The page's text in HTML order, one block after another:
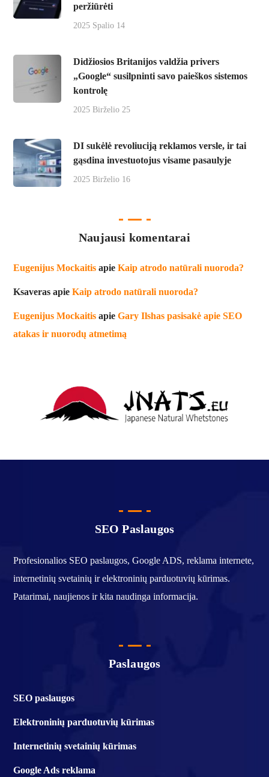
peržiūrėti
2025 Spalio 14
Didžiosios Britanijos valdžia privers
„Google“ susilpninti savo paieškos sistemos
kontrolę
2025 Birželio 25
DI sukėlė revoliuciją reklamos versle, ir tai
gąsdina investuotojus visame pasaulyje
2025 Birželio 16
Naujausi komentarai
Eugenijus Mockaitis apieKaip atrodo natūrali nuoroda?
Ksaveras apieKaip atrodo natūrali nuoroda?
Eugenijus Mockaitis apieGary Ilshas pasisakė apie SEO
atakas ir nuorodų atmetimą
SEO Paslaugos
Profesionalios SEO paslaugos, Google ADS, reklama internete,
internetinių svetainių ir elektroninių parduotuvių kūrimas.
Patarimai, naujienos ir kita naudinga informacija.
Paslaugos
SEO paslaugos
Elektroninių parduotuvių kūrimas
Internetinių svetainių kūrimas
Google Ads reklama